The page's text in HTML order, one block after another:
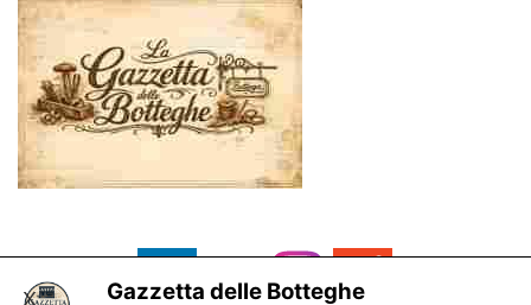
Gazzetta delle Botteghe
X